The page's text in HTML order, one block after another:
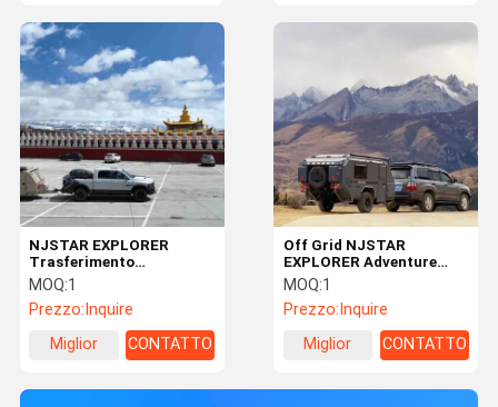
NJSTAR EXPLORER
Trasferimento
indipendente sospensione
MOQ:1
Prezzo: Inquire
Miglior
CONTATTO
Off Grid NJSTAR
EXPLORER Adventure
Expedition Off Road Tutti
terrestri Overland Trailer
MOQ:1
Prezzo: Inquire
Miglior
CONTATTO